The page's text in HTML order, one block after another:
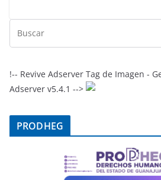
!-- Revive Adserver Tag de Imagen -
Adserver v5.4.1 -->
PRODHEG